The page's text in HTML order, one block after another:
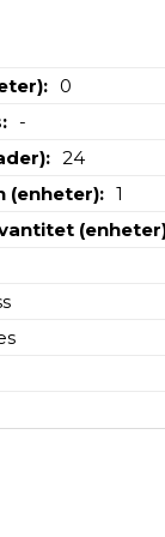
0
-
24
(enheter)
1